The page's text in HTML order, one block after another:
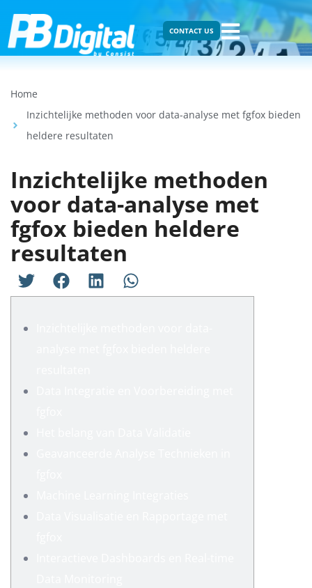
CONTACT US
Home
Inzichtelijke methoden voor data-analyse met fgfox bieden
heldere resultaten
Inzichtelijke methoden
voor data-analyse met
fgfox bieden heldere
resultaten